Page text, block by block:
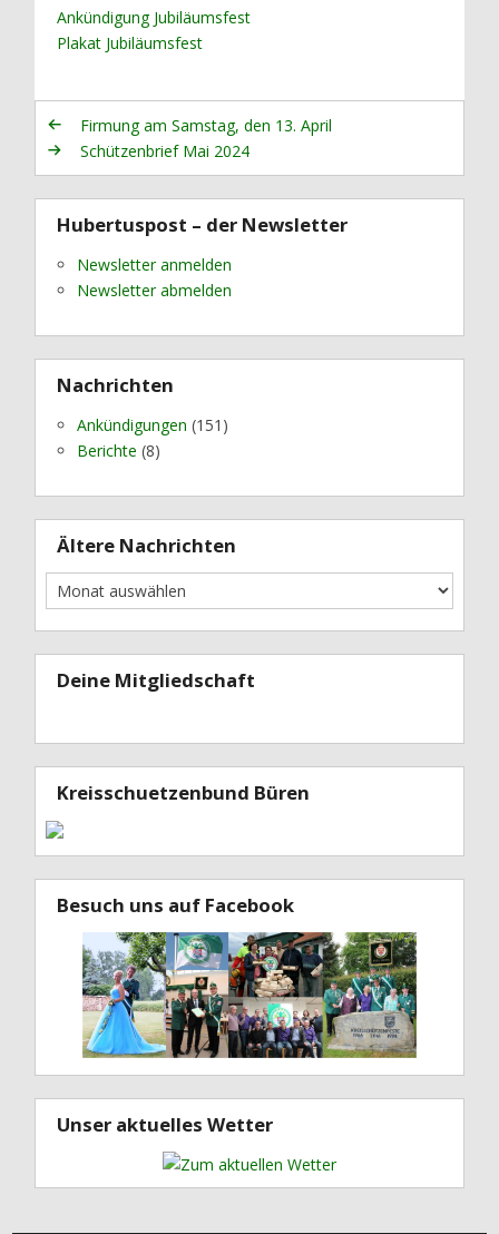
Ankündigung Jubiläumsfest
Plakat Jubiläumsfest
Firmung am Samstag, den 13. April
Schützenbrief Mai 2024
Hubertuspost – der Newsletter
Newsletter anmelden
Newsletter abmelden
Nachrichten
Ankündigungen (151)
Berichte (8)
Ältere Nachrichten
Deine Mitgliedschaft
Kreisschuetzenbund Büren
Besuch uns auf Facebook
Unser aktuelles Wetter